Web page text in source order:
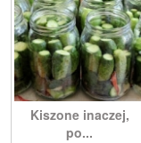
Kiszone inaczej,
po...